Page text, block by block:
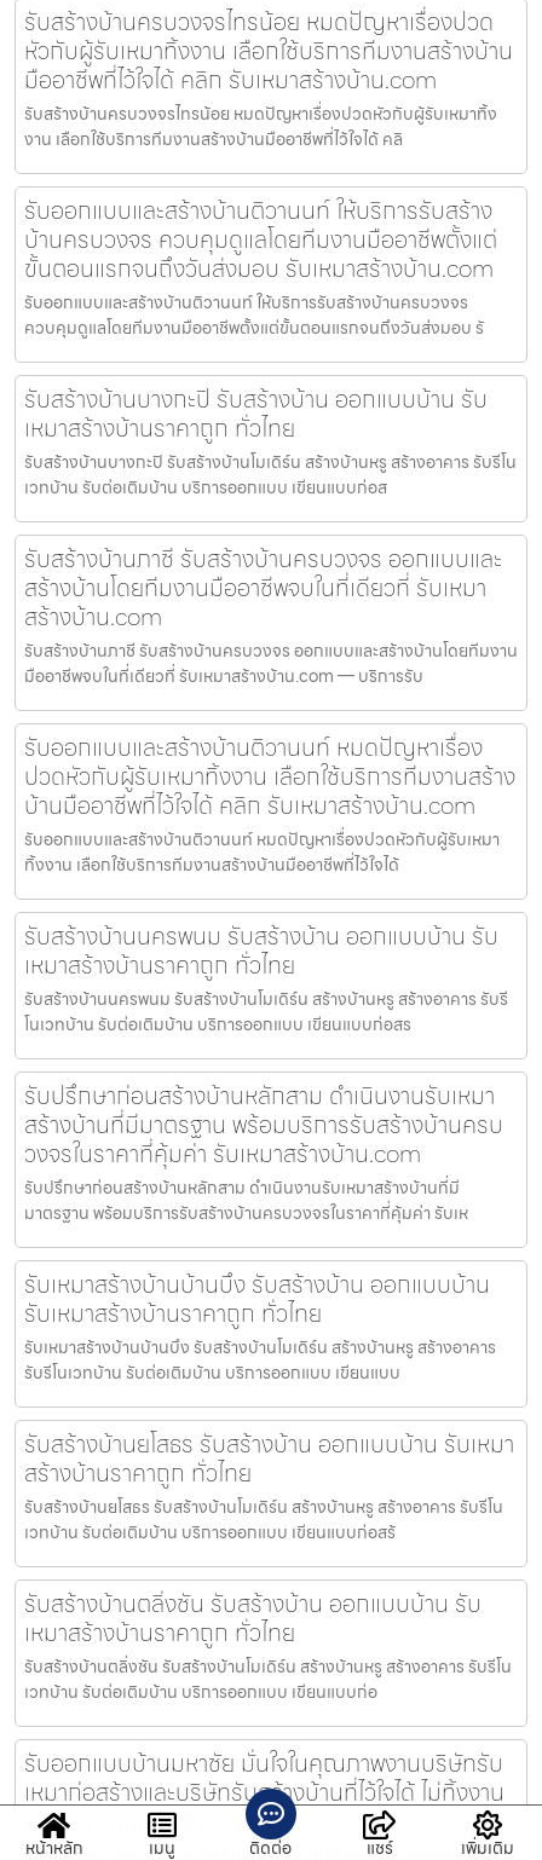
รับสร้างบ้านครบวงจรไทรน้อย หมดปัญหาเรื่องปวด
หัวกับผู้รับเหมาทิ้งงาน เลือกใช้บริการทีมงานสร้างบ้าน
มืออาชีพที่ไว้ใจได้ คลิก รับเหมาสร้างบ้าน.com
รับสร้างบ้านครบวงจรไทรน้อย หมดปัญหาเรื่องปวดหัวกับผู้รับเหมาทิ้ง
งาน เลือกใช้บริการทีมงานสร้างบ้านมืออาชีพที่ไว้ใจได้ คลิ
รับออกแบบและสร้างบ้านติวานนท์ ให้บริการรับสร้าง
บ้านครบวงจร ควบคุมดูแลโดยทีมงานมืออาชีพตั้งแต่
ขั้นตอนแรกจนถึงวันส่งมอบ รับเหมาสร้างบ้าน.com
รับออกแบบและสร้างบ้านติวานนท์ ให้บริการรับสร้างบ้านครบวงจร
ควบคุมดูแลโดยทีมงานมืออาชีพตั้งแต่ขั้นตอนแรกจนถึงวันส่งมอบ รั
รับสร้างบ้านบางกะปิ รับสร้างบ้าน ออกแบบบ้าน รับ
เหมาสร้างบ้านราคาถูก ทั่วไทย
รับสร้างบ้านบางกะปิ รับสร้างบ้านโมเดิร์น สร้างบ้านหรู สร้างอาคาร รับรีโน
เวทบ้าน รับต่อเติมบ้าน บริการออกแบบ เขียนแบบก่อส
รับสร้างบ้านภาชี รับสร้างบ้านครบวงจร ออกแบบและ
สร้างบ้านโดยทีมงานมืออาชีพจบในที่เดียวที่ รับเหมา
สร้างบ้าน.com
รับสร้างบ้านภาชี รับสร้างบ้านครบวงจร ออกแบบและสร้างบ้านโดยทีมงาน
มืออาชีพจบในที่เดียวที่ รับเหมาสร้างบ้าน.com — บริการรับ
รับออกแบบและสร้างบ้านติวานนท์ หมดปัญหาเรื่อง
ปวดหัวกับผู้รับเหมาทิ้งงาน เลือกใช้บริการทีมงานสร้าง
บ้านมืออาชีพที่ไว้ใจได้ คลิก รับเหมาสร้างบ้าน.com
รับออกแบบและสร้างบ้านติวานนท์ หมดปัญหาเรื่องปวดหัวกับผู้รับเหมา
ทิ้งงาน เลือกใช้บริการทีมงานสร้างบ้านมืออาชีพที่ไว้ใจได้
รับสร้างบ้านนครพนม รับสร้างบ้าน ออกแบบบ้าน รับ
เหมาสร้างบ้านราคาถูก ทั่วไทย
รับสร้างบ้านนครพนม รับสร้างบ้านโมเดิร์น สร้างบ้านหรู สร้างอาคาร รับรี
โนเวทบ้าน รับต่อเติมบ้าน บริการออกแบบ เขียนแบบก่อสร
รับปรึกษาก่อนสร้างบ้านหลักสาม ดำเนินงานรับเหมา
สร้างบ้านที่มีมาตรฐาน พร้อมบริการรับสร้างบ้านครบ
วงจรในราคาที่คุ้มค่า รับเหมาสร้างบ้าน.com
รับปรึกษาก่อนสร้างบ้านหลักสาม ดำเนินงานรับเหมาสร้างบ้านที่มี
มาตรฐาน พร้อมบริการรับสร้างบ้านครบวงจรในราคาที่คุ้มค่า รับเห
รับเหมาสร้างบ้านบ้านบึง รับสร้างบ้าน ออกแบบบ้าน
รับเหมาสร้างบ้านราคาถูก ทั่วไทย
รับเหมาสร้างบ้านบ้านบึง รับสร้างบ้านโมเดิร์น สร้างบ้านหรู สร้างอาคาร
รับรีโนเวทบ้าน รับต่อเติมบ้าน บริการออกแบบ เขียนแบบ
รับสร้างบ้านยโสธร รับสร้างบ้าน ออกแบบบ้าน รับเหมา
สร้างบ้านราคาถูก ทั่วไทย
รับสร้างบ้านยโสธร รับสร้างบ้านโมเดิร์น สร้างบ้านหรู สร้างอาคาร รับรีโน
เวทบ้าน รับต่อเติมบ้าน บริการออกแบบ เขียนแบบก่อสร้
รับสร้างบ้านตลิ่งชัน รับสร้างบ้าน ออกแบบบ้าน รับ
เหมาสร้างบ้านราคาถูก ทั่วไทย
รับสร้างบ้านตลิ่งชัน รับสร้างบ้านโมเดิร์น สร้างบ้านหรู สร้างอาคาร รับรีโน
เวทบ้าน รับต่อเติมบ้าน บริการออกแบบ เขียนแบบก่อ
รับออกแบบบ้านมหาชัย มั่นใจในคุณภาพงานบริษัทรับ
เหมาก่อสร้างและบริษัทรับสร้างบ้านที่ไว้ใจได้ ไม่ทิ้งงาน
แน่นอน รับเหมาสร้างบ้าน.com
หน้าหลัก เมนู ติดต่อ แชร์ เพิ่มเติม